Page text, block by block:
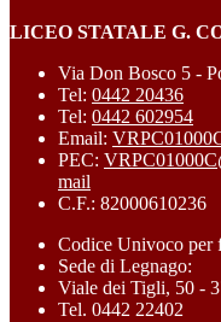
LICEO STATALE G.
Via Don Bosco 5 -
Tel: 0442 20436
Tel: 0442 602954
Email:
PEC:
mail
C.F.: 82000610236
Codice Univoco per
Sede di Legnago:
Viale dei Tigli, 50 -
Tel. 0442 22402